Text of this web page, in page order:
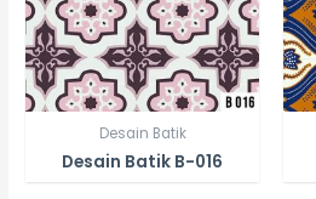
Desain Batik
Desain Batik B-016